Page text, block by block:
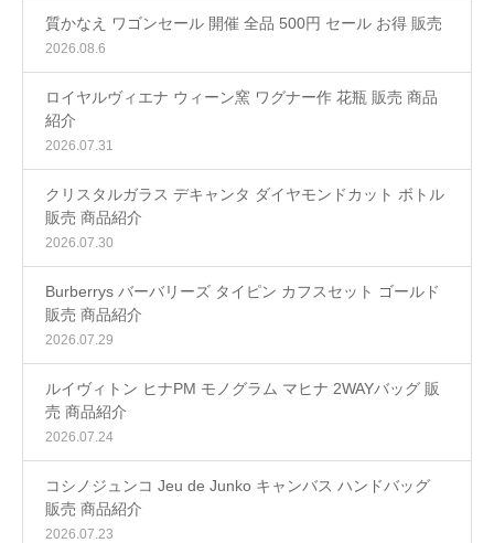
質かなえ ワゴンセール 開催 全品 500円 セール お得 販売
2026.08.6
ロイヤルヴィエナ ウィーン窯 ワグナー作 花瓶 販売 商品
紹介
2026.07.31
クリスタルガラス デキャンタ ダイヤモンドカット ボトル
販売 商品紹介
2026.07.30
Burberrys バーバリーズ タイピン カフスセット ゴールド
販売 商品紹介
2026.07.29
ルイヴィトン ヒナPM モノグラム マヒナ 2WAYバッグ 販
売 商品紹介
2026.07.24
コシノジュンコ Jeu de Junko キャンバス ハンドバッグ
販売 商品紹介
2026.07.23